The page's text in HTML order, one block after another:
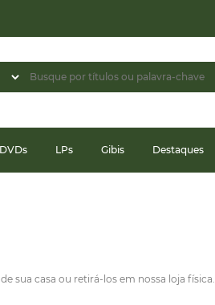
DVDs LPs Gibis Destaques
sua casa ou retirá-los em nossa loja física.